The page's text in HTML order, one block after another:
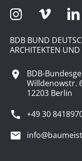
BDB BUND
ARCHITEKTEN
BDB-
Willdenowstr.
12203 Berlin
+49 30